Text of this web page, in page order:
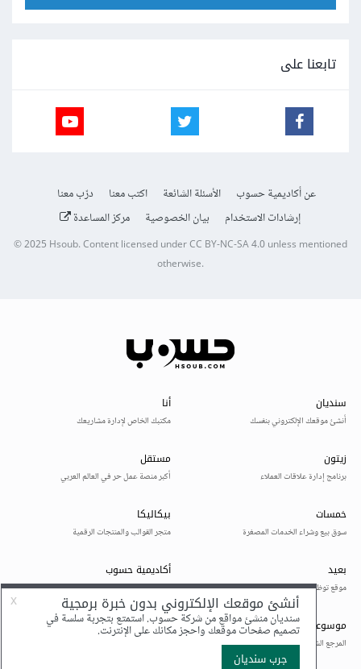
تابعنا على
عن أكاديمية حسوب الأسئلة الشائعة اكتب معنا
درّب معنا
إرشادات الاستخدام
بيان الخصوصية مركز المساعدة
© 2025Hsoub.Content licensed underCC BY-NC-SA 4.0unless mentioned
otherwise.